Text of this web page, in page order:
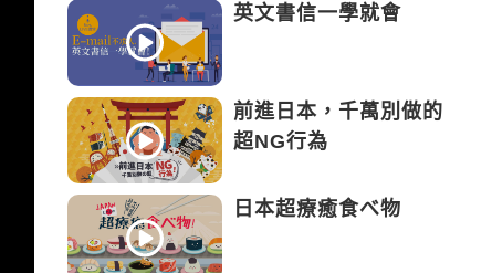
英文書信一學就會
前進日本，千萬別做的
超NG行為
日本超療癒食べ物